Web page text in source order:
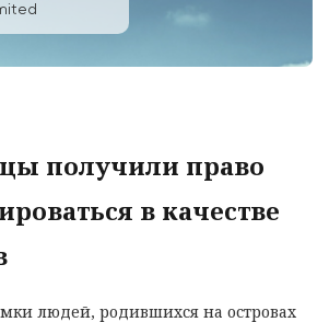
получили право
в качестве
людей, родившихся на островах